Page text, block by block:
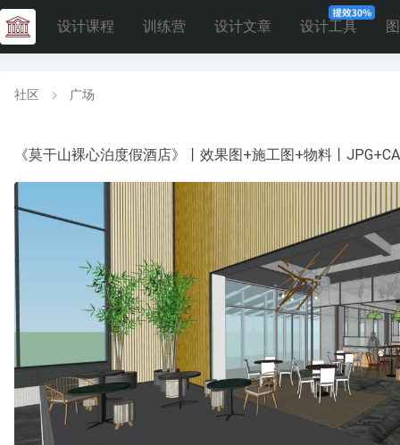
设计课程 训练营 设计文章 设计工具
社区 广场
《莫干山裸心泊度假酒店》丨效果图+施工图+物料丨